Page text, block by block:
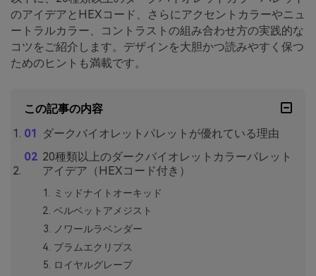
のアイデアとHEXコード、さらにアクセントカラーやニュ
ートラルカラー、コントラストの組み合わせ方の実践的な
コツをご紹介します。デザインを大胆かつ読みやすく保つ
ためのヒントも満載です。
この記事の内容
ダークバイオレットパレットが優れている理由
20種類以上のダークバイオレットカラーパレット
アイデア（HEXコード付き）
ミッドナイトオーキッド
ベルベットアメジスト
ノワールラベンダー
プラムエクリプス
ロイヤルグレープ